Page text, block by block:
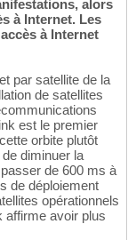
alors
à Internet. Les
à Internet
par satellite de la
de satellites
est le premier
orbite plutôt
diminuer la
de 600 ms à
de déploiement
opérationnels
affirme avoir plus